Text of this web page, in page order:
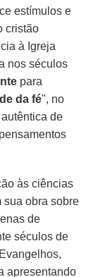
estímulos e
cristão
à Igreja
nos séculos
para
da fé", no
de
às ciências
sua obra sobre
de
séculos de
apresentando